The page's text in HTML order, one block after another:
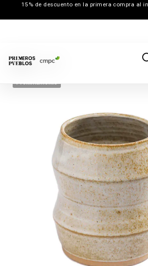
Próximamente